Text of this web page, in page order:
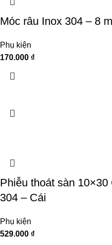
Móc râu Inox 304 – 8
Phụ kiện
170.000 ₫
Phiễu thoát sàn
304 – Cái
Phụ kiện
529.000 ₫